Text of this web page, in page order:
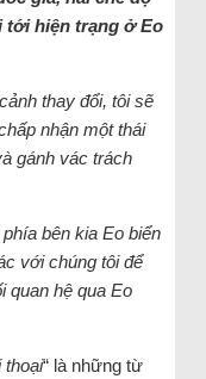
tới hiện trạng ở Eo
thay đổi, tôi sẽ
nhận một thái
gánh vác trách
bên kia Eo biển
với chúng tôi để
quan hệ qua Eo
thoại“ là những từ